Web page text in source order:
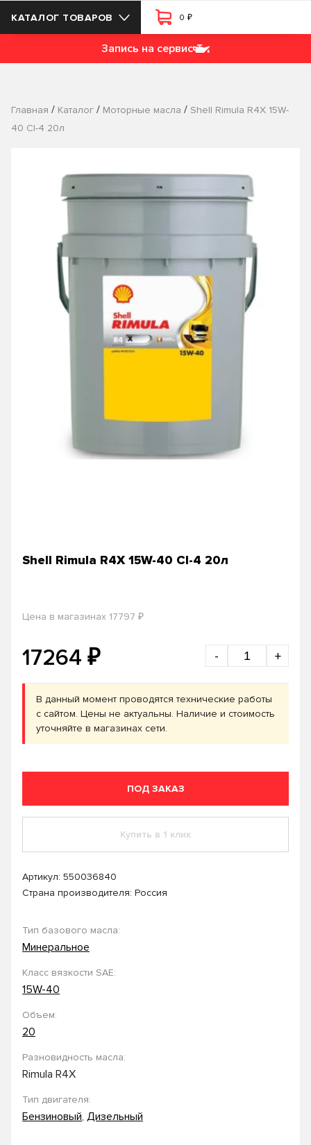
КАТАЛОГ ТОВАРОВ 0 ₽
Запись на сервис
Главная / Каталог / Моторные масла / Shell Rimula R4X 15W-
40 CI-4 20л
Shell Rimula R4X 15W-40 CI-4 20л
Цена в магазинах 17797 ₽
17264 ₽ - +
В данный момент проводятся технические работы
с сайтом. Цены не актуальны. Наличие и стоимость
уточняйте в магазинах сети.
ПОД ЗАКАЗ
Купить в 1 клик
Артикул: 550036840
Страна производителя: Россия
Тип базового масла:
Минеральное
Класс вязкости SAE:
15W-40
Объем:
20
Разновидность масла:
Rimula R4X
Тип двигателя:
Бензиновый, Дизельный